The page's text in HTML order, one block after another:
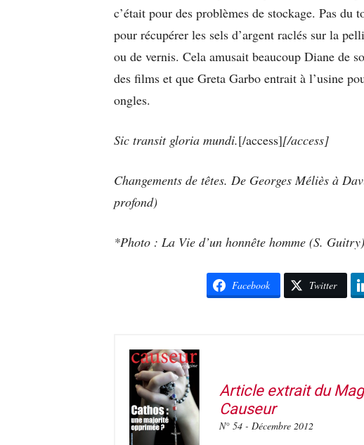
c’était pour des problèmes de stockage. Pas du
pour récupérer les sels d’argent raclés sur la
ou de vernis. Cela amusait beaucoup Diane de
des films et que Greta Garbo entrait à l’usine
ongles.
Sic transit gloria mundi.[/access][/access]
Changements de têtes. De Georges Méliès à
profond)
*Photo : La Vie d’un honnête homme (S.
Facebook Twitter
Article extrait du
Causeur
N° 54 - Décembre 2012